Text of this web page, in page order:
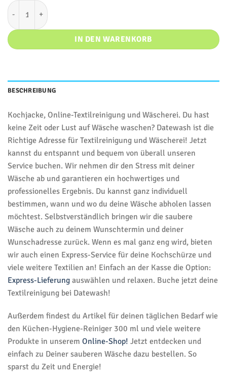
Kochjacke Menge
IN DEN WARENKORB
BESCHREIBUNG
Kochjacke, Online-Textilreinigung und Wäscherei. Du hast
keine Zeit oder Lust auf Wäsche waschen? Datewash ist die
Richtige Adresse für Textilreinigung und Wäscherei! Jetzt
kannst du entspannt und bequem von überall unseren
Service buchen. Wir nehmen dir den Stress mit deiner
Wäsche ab und garantieren ein hochwertiges und
professionelles Ergebnis. Du kannst ganz individuell
bestimmen, wann und wo du deine Wäsche abholen lassen
möchtest. Selbstverständlich bringen wir die saubere
Wäsche auch zu deinem Wunschtermin und deiner
Wunschadresse zurück. Wenn es mal ganz eng wird, bieten
wir auch einen Express-Service für deine Kochschürze und
viele weitere Textilien an! Einfach an der Kasse die Option:
Express-Lieferung auswählen und relaxen. Buche jetzt deine
Textilreinigung bei Datewash!
Außerdem findest du Artikel für deinen täglichen Bedarf wie
den Küchen-Hygiene-Reiniger 300 ml und viele weitere
Produkte in unserem Online-Shop! Jetzt entdecken und
einfach zu Deiner sauberen Wäsche dazu bestellen. So
sparst du Zeit und Energie!